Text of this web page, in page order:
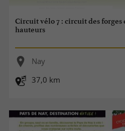
Circuit vélo 7 : circuit des forges
hauteurs
Nay
37,0 km